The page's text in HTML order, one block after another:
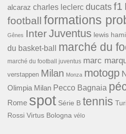
alcaraz charles leclerc ducats f1
football formations
Gênes InterJuventus lewis
du basket-ball
marché du
marché du football juventus marc
verstappen Milan Monza motogp
Olimpia Milan Pecco Bagnaia
Rome spot Série B tennis
Rossi Virtus Bologna vélo